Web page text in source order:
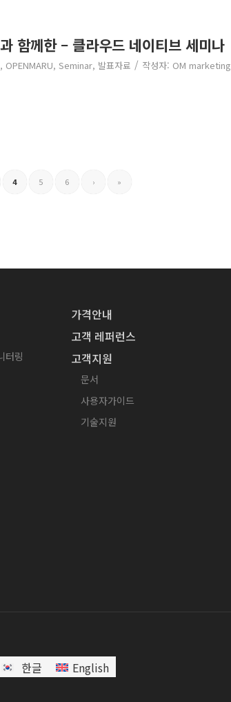
함께한 – 클라우드 네이티브 세미나
, OPENMARU, Seminar, 발표자료 / 작성자: OM marketing
4 5 6 › »
링
가격안내
고객 레퍼런스
고객지원
문서
사용자가이드
기술지원
한글 English